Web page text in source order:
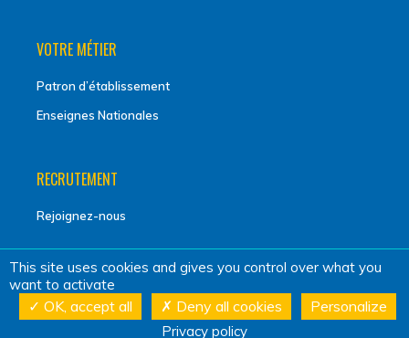
VOTRE MÉTIER
Patron d’établissement
Enseignes Nationales
RECRUTEMENT
Rejoignez-nous
CONTACT
Contactez-nous
This site uses cookies and gives you control over what you
want to activate
OK, accept all Deny all cookies Personalize
Privacy policy